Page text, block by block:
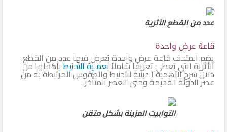
عدد من القطع الأثرية
قاعة عرض واحدة
يضم المتحف قاعة عرض واحدة يُعرض فيها عدد من القطع
الأثرية التي تعطي تعريفًا شاملاً بعملية التحنيطبأكملها من
خلال شرح الأهمية الدينية للتحنيط والطقوس المرتبطة به من
عصر الدولة القديمة وحتى العصر المتأخر .
التوابيت المزينة بشكل متقن